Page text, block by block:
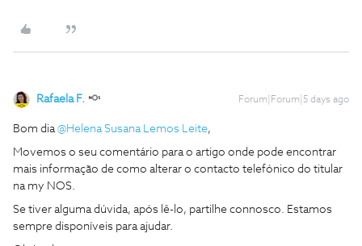
Rafaela F. Forum|Forum|5 days ago
Bom dia ​@Helena Susana Lemos Leite,
Movemos o seu comentário para o artigo onde pode encontrar
mais informação de como alterar o contacto telefónico do titular
na my NOS.
Se tiver alguma dúvida, após lê-lo, partilhe connosco. Estamos
sempre disponíveis para ajudar.